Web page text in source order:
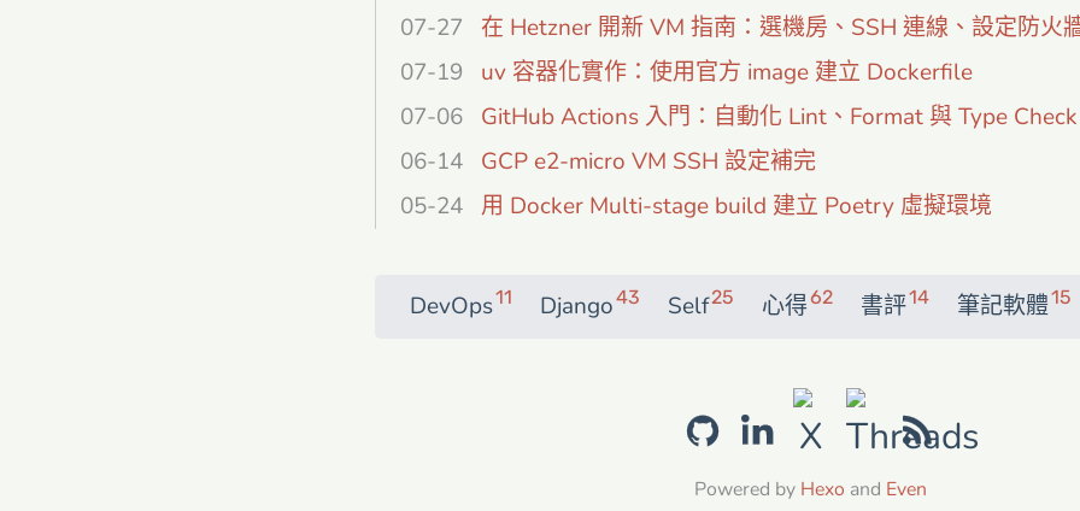
07-27
在 Hetzner 開新 VM 指南：選機房、SSH 連線、設定防火
07-19
uv 容器化實作：使用官方 image 建立 Dockerfile
07-06
GitHub Actions 入門：自動化 Lint、Format 與 Type Check
06-14
GCP e2-micro VM SSH 設定補完
05-24 用 Docker Multi-stage build 建立 Poetry 虛擬環境
DevOps11 Django43 Self25 心得62 書評14 筆記軟體15
Powered by Hexo and Even